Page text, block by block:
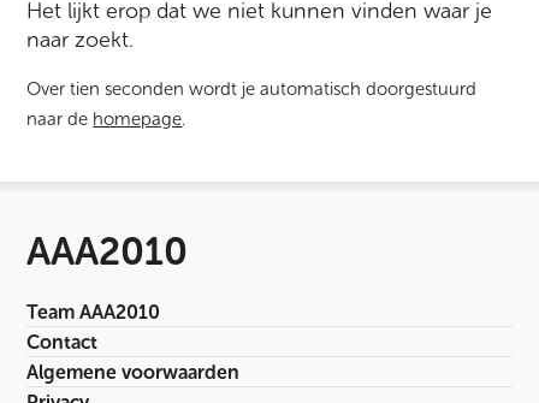
Het lijkt erop dat we niet kunnen vinden waar je
naar zoekt.
Over tien seconden wordt je automatisch doorgestuurd
naar de homepage.
AAA2010
Team AAA2010
Contact
Algemene voorwaarden